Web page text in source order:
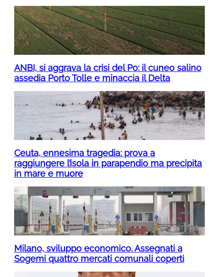
ANBI, si aggrava la crisi del Po: il cuneo salino
assedia Porto Tolle e minaccia il Delta
Ceuta, ennesima tragedia: prova a
raggiungere l’isola in parapendio ma precipita
in mare e muore
Milano, sviluppo economico. Assegnati a
Sogemi quattro mercati comunali coperti